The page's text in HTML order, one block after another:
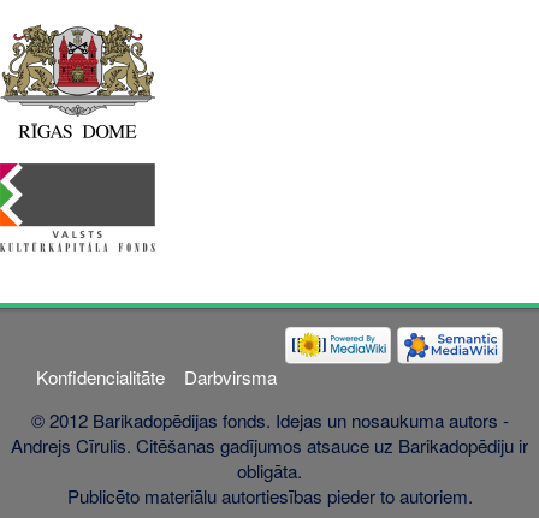
Konfidencialitāte
Darbvirsma
© 2012 Barikadopēdijas fonds. Idejas un nosaukuma autors -
Andrejs Cīrulis. Citēšanas gadījumos atsauce uz Barikadopēdiju ir
obligāta.
Publicēto materiālu autortiesības pieder to autoriem.